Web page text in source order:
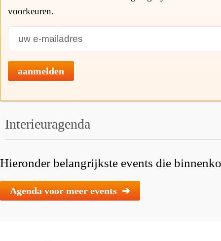
voorkeuren.
aanmelden
Interieuragenda
Hieronder belangrijkste events die
Agenda voor meer events ➔